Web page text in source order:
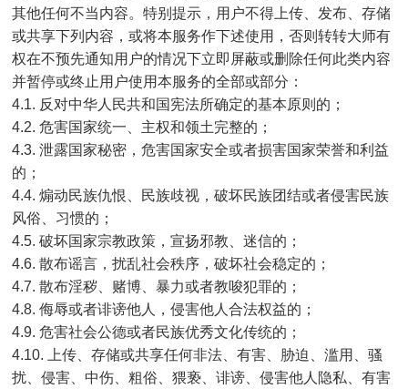
其他任何不当内容。特别提示，用户不得上传、发布、存储
或共享下列内容，或将本服务作下述使用，否则转转大师有
权在不预先通知用户的情况下立即屏蔽或删除任何此类内容
并暂停或终止用户使用本服务的全部或部分：
4.1. 反对中华人民共和国宪法所确定的基本原则的；
4.2. 危害国家统一、主权和领土完整的；
4.3. 泄露国家秘密，危害国家安全或者损害国家荣誉和利益
的；
4.4. 煽动民族仇恨、民族歧视，破坏民族团结或者侵害民族
风俗、习惯的；
4.5. 破坏国家宗教政策，宣扬邪教、迷信的；
4.6. 散布谣言，扰乱社会秩序，破坏社会稳定的；
4.7. 散布淫秽、赌博、暴力或者教唆犯罪的；
4.8. 侮辱或者诽谤他人，侵害他人合法权益的；
4.9. 危害社会公德或者民族优秀文化传统的；
4.10. 上传、存储或共享任何非法、有害、胁迫、滥用、骚
扰、侵害、中伤、粗俗、猥亵、诽谤、侵害他人隐私、有害